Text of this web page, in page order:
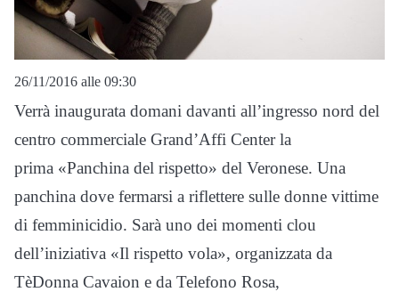
26/11/2016 alle 09:30
Verrà inaugurata domani davanti all’ingresso nord del
centro commerciale Grand’Affi Center la
prima «Panchina del rispetto» del Veronese. Una
panchina dove fermarsi a riflettere sulle donne vittime
di femminicidio. Sarà uno dei momenti clou
dell’iniziativa «Il rispetto vola», organizzata da
TèDonna Cavaion e da Telefono Rosa,